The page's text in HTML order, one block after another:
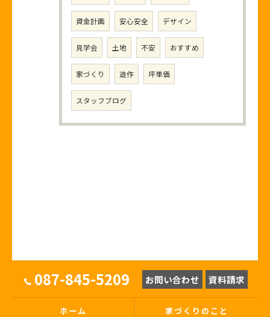
資金計画 安心安全 デザイン
見学会 土地 不安 おすすめ
家づくり 造作 坪単価
スタッフブログ
087-845-5209 お問い合わせ 資料請求
ホーム 家づくりのこと